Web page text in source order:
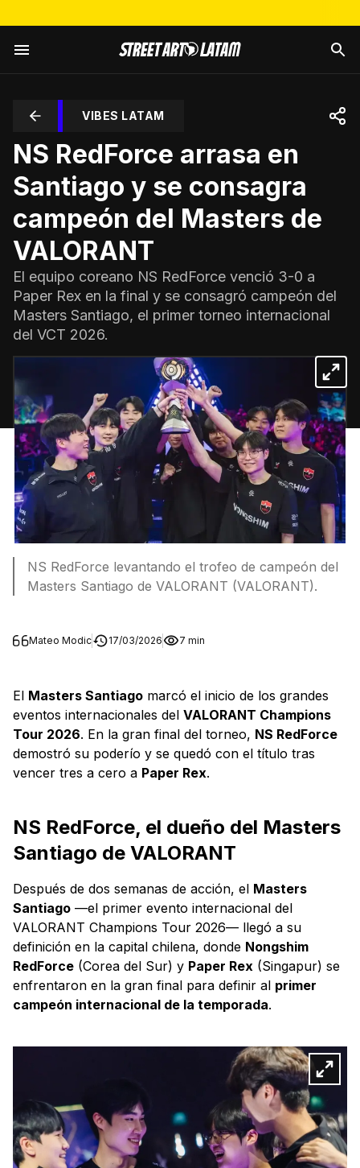
VIBES LATAM
NS RedForce arrasa en
Santiago y se consagra
campeón del Masters de
VALORANT
El equipo coreano NS RedForce venció 3-0 a
Paper Rex en la final y se consagró campeón del
Masters Santiago, el primer torneo internacional
del VCT 2026.
NS RedForce levantando el trofeo de campeón del
Masters Santiago de VALORANT (VALORANT).
Mateo Modic 17/03/2026 7 min
El Masters Santiago marcó el inicio de los grandes
eventos internacionales del VALORANT Champions
Tour 2026. En la gran final del torneo, NS RedForce
demostró su poderío y se quedó con el título tras
vencer tres a cero a Paper Rex.
NS RedForce, el dueño del Masters
Santiago de VALORANT
Después de dos semanas de acción, el Masters
Santiago —el primer evento internacional del
VALORANT Champions Tour 2026— llegó a su
definición en la capital chilena, donde Nongshim
RedForce (Corea del Sur) y Paper Rex (Singapur) se
enfrentaron en la gran final para definir al primer
campeón internacional de la temporada.